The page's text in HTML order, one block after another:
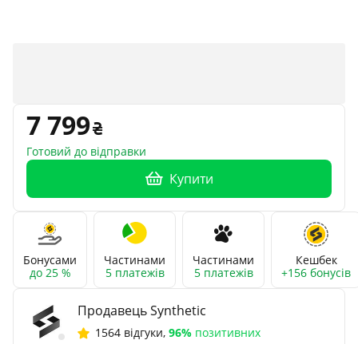
7 799
Готовий до відправки
Купити
Бонусами
до 25 %
Частинами
5 платежів
Частинами
5 платежів
Кешбек
+156 бонусів
Продавець Synthetic
1564 відгуки, 96% позитивних